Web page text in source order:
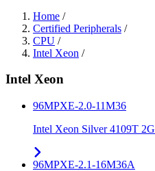
Home /
Certified Peripherals /
CPU /
Intel Xeon /
Intel Xeon
96MPXE-2.0-11M36
Intel Xeon Silver 4109T
96MPXE-2.1-16M36A